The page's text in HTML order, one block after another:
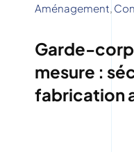
Aménagement
Garde-
mesure :
fabrication